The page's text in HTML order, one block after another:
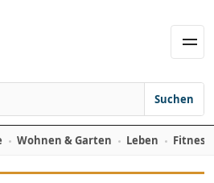
Suchen
Wohnen & Garten Leben